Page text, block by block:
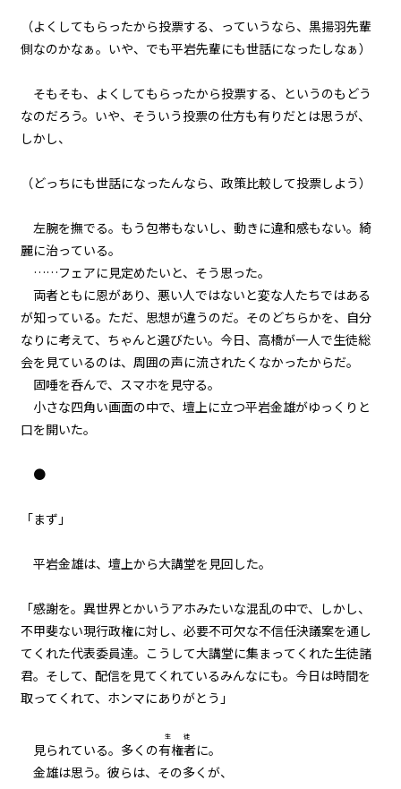
ギルド委員会（６）
ギルド委員会（７）
一章
地竜戦（２）
一章
地竜戦（３）
一章
地竜戦（４）
地竜戦（７）
一章
地竜戦（８）
青春乱闘大声援（１）
一章
（よくしてもらったから投票する、っていうなら、黒揚羽先輩
側なのかなぁ。いや、でも平岩先輩にも世話になったしなぁ）
そもそも、よくしてもらったから投票する、というのもどう
なのだろう。いや、そういう投票の仕方も有りだとは思うが、
しかし、
（どっちにも世話になったんなら、政策比較して投票しよう）
左腕を撫でる。もう包帯もないし、動きに違和感もない。綺
麗に治っている。
……フェアに見定めたいと、そう思った。
両者ともに恩があり、悪い人ではないと――変な人たちではある
が――知っている。ただ、思想が違うのだ。そのどちらかを、自分
なりに考えて、ちゃんと選びたい。今日、高橋が一人で生徒総
会を見ているのは、周囲の声に流されたくなかったからだ。
固唾を呑んで、スマホを見守る。
小さな四角い画面の中で、壇上に立つ平岩金雄がゆっくりと
口を開いた。
●
「まず――」
平岩金雄は、壇上から大講堂を見回した。
「――感謝を。異世界とかいうアホみたいな混乱の中で、しかし、
不甲斐ない現行政権に対し、必要不可欠な不信任決議案を通し
てくれた代表委員達。こうして大講堂に集まってくれた生徒諸
君。そして、配信を見てくれているみんなにも。今日は時間を
取ってくれて、ホンマにありがとう」
見られている。多くの有権者
生徒
に。
金雄は思う。彼らは、その多くが、